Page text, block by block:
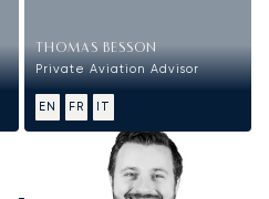
THOMAS BESSON
Private Aviation Advisor
EN FR IT